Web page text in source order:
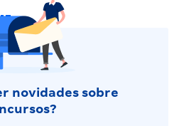
novidades sobre